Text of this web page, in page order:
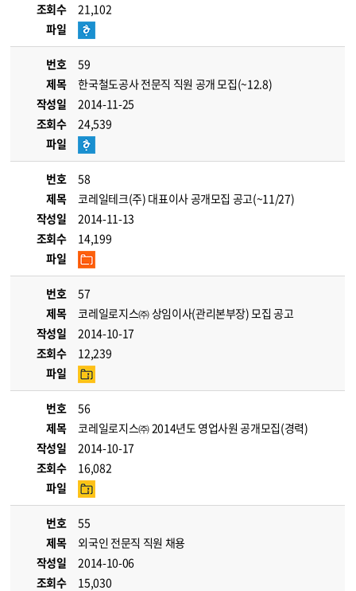
조회수
21,102
파일
번호
59
제목
한국철도공사 전문직 직원 공개 모집(~12.8)
작성일
2014-11-25
조회수
24,539
파일
번호
58
제목
코레일테크(주) 대표이사 공개모집 공고(~11/27)
작성일
2014-11-13
조회수
14,199
파일
번호
57
제목
코레일로지스㈜ 상임이사(관리본부장) 모집 공고
작성일
2014-10-17
조회수
12,239
파일
번호
56
제목
코레일로지스㈜ 2014년도 영업사원 공개모집(경력)
작성일
2014-10-17
조회수
16,082
파일
번호
55
제목
외국인 전문직 직원 채용
작성일
2014-10-06
조회수
15,030